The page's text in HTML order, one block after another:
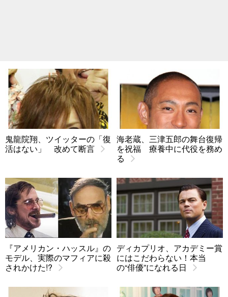
鬼龍院翔、ツイッターの「復
活はない」 改めて断言
海老蔵、三津五郎の舞台復帰
を祝福 療養中に代役を務め
る
『アメリカン・ハッスル』の
モデル、実際のマフィアに殺
されかけた!?
ディカプリオ、アカデミー賞
にはこだわらない！本当
の“俳優”になれる日